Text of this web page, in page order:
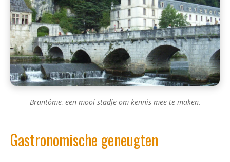
Brantôme, een mooi stadje om kennis mee te maken.
Gastronomische geneugten